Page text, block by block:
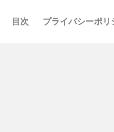
目次 プライバシーポリ